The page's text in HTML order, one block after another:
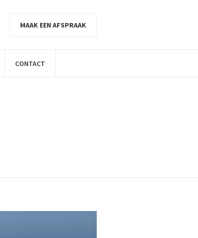
MAAK EEN AFSPRAAK
CONTACT